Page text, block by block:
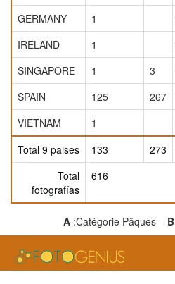
GERMANY
1
IRELAND
1
SINGAPORE
1 3
SPAIN
125 267
VIETNAM
1
Total 9 paises
133 273
Total
fotografías
616
A :Catégorie Pâques B